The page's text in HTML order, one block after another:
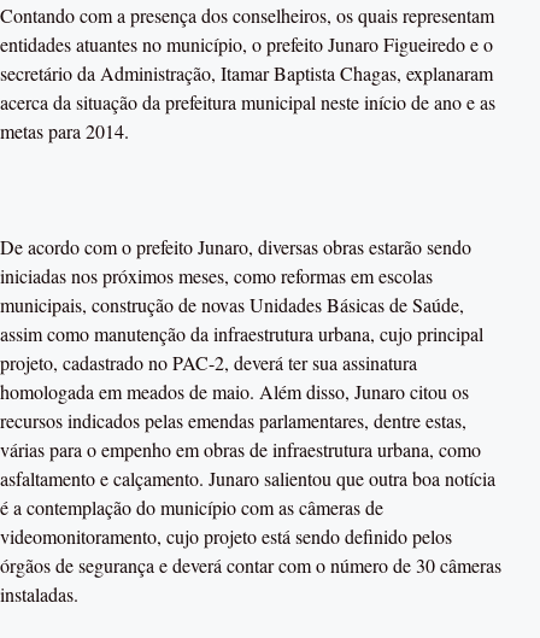
Contando com a presença dos conselheiros, os quais representam
entidades atuantes no município, o prefeito Junaro Figueiredo e o
secretário da Administração, Itamar Baptista Chagas, explanaram
acerca da situação da prefeitura municipal neste início de ano e as
metas para 2014.
De acordo com o prefeito Junaro, diversas obras estarão sendo
iniciadas nos próximos meses, como reformas em escolas
municipais, construção de novas Unidades Básicas de Saúde,
assim como manutenção da infraestrutura urbana, cujo principal
projeto, cadastrado no PAC-2, deverá ter sua assinatura
homologada em meados de maio. Além disso, Junaro citou os
recursos indicados pelas emendas parlamentares, dentre estas,
várias para o empenho em obras de infraestrutura urbana, como
asfaltamento e calçamento. Junaro salientou que outra boa notícia
é a contemplação do município com as câmeras de
videomonitoramento, cujo projeto está sendo definido pelos
órgãos de segurança e deverá contar com o número de 30 câmeras
instaladas.